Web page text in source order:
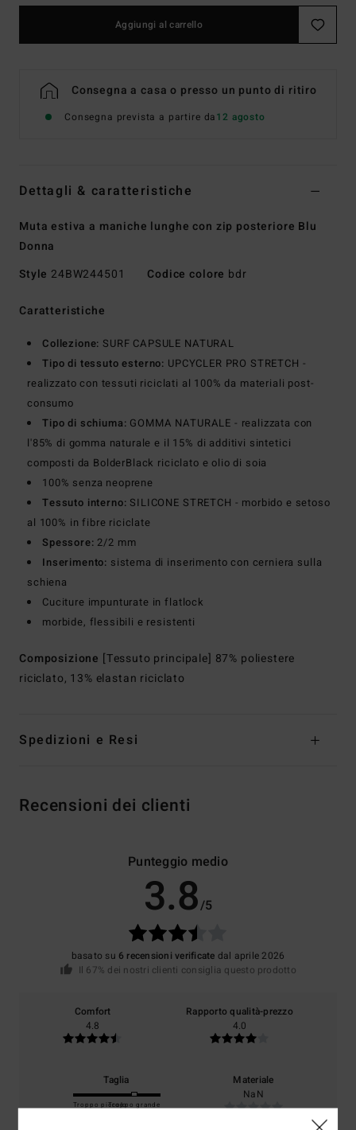
Aggiungi al carrello
Consegna a casa o presso un punto di ritiro
Consegna prevista a partire da12 agosto
Dettagli & caratteristiche
Muta estiva a maniche lunghe con zip posteriore Blu
Donna
Style 24BW244501 Codice colore bdr
Caratteristiche
Collezione: SURF CAPSULE NATURAL
Tipo di tessuto esterno: UPCYCLER PRO STRETCH -
realizzato con tessuti riciclati al 100% da materiali post-
consumo
Tipo di schiuma: GOMMA NATURALE - realizzata con
l'85% di gomma naturale e il 15% di additivi sintetici
composti da BolderBlack riciclato e olio di soia
100% senza neoprene
Tessuto interno: SILICONE STRETCH - morbido e setoso
al 100% in fibre riciclate
Spessore: 2/2 mm
Inserimento: sistema di inserimento con cerniera sulla
schiena
Cuciture impunturate in flatlock
morbide, flessibili e resistenti
Composizione [Tessuto principale] 87% poliestere
riciclato, 13% elastan riciclato
Spedizioni e Resi
Recensioni dei clienti
Punteggio medio
3.8/5
basato su 6 recensioni verificate dal aprile 2026
Il 67% dei nostri clienti consiglia questo prodotto
Comfort
4.8
Rapporto qualità-prezzo
4.0
Taglia
Troppo piccoloTroppo grande
Materiale
NaN